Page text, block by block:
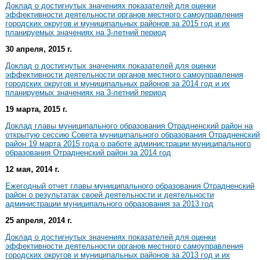
Доклад о достигнутых значениях показателей для оценки
эффективности деятельности органов местного самоуправления
городских округов и муниципальных районов за 2015 год и их
планируемых значениях на 3-летний период
30 апреля, 2015 г.
Доклад о достигнутых значениях показателей для оценки
эффективности деятельности органов местного самоуправления
городских округов и муниципальных районов за 2014 год и их
планируемых значениях на 3-летний период
19 марта, 2015 г.
Доклад главы муниципального образования Отрадненский район на
открытую сессию Совета муниципального образования Отрадненский
район 19 марта 2015 года о работе администрации муниципального
образования Отрадненский район за 2014 год
12 мая, 2014 г.
Ежегодный отчет главы муниципального образования Отрадненский
район о результатах своей деятельности и деятельности
администрации муниципального образования за 2013 год
25 апреля, 2014 г.
Доклад о достигнутых значениях показателей для оценки
эффективности деятельности органов местного самоуправления
городских округов и муниципальных районов за 2013 год и их